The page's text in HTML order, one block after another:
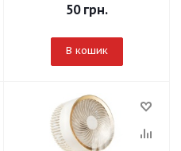
50грн.
В кошик